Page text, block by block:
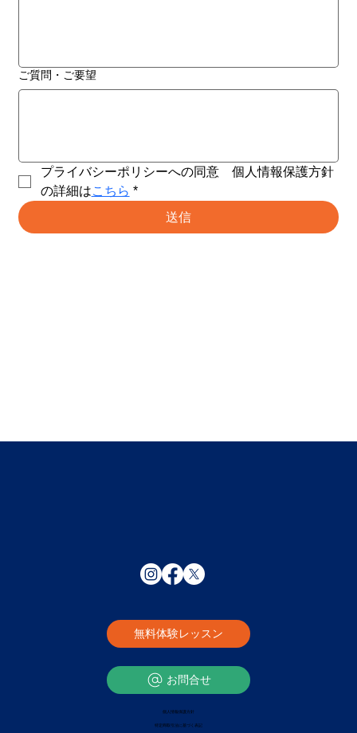
ご質問・ご要望
プライバシーポリシーへの同意　個人情報保護方針
の詳細はこちら *
送信
お問合せ
無料体験レッスン
個人情報保護方針
特定商取引法に基づく表記